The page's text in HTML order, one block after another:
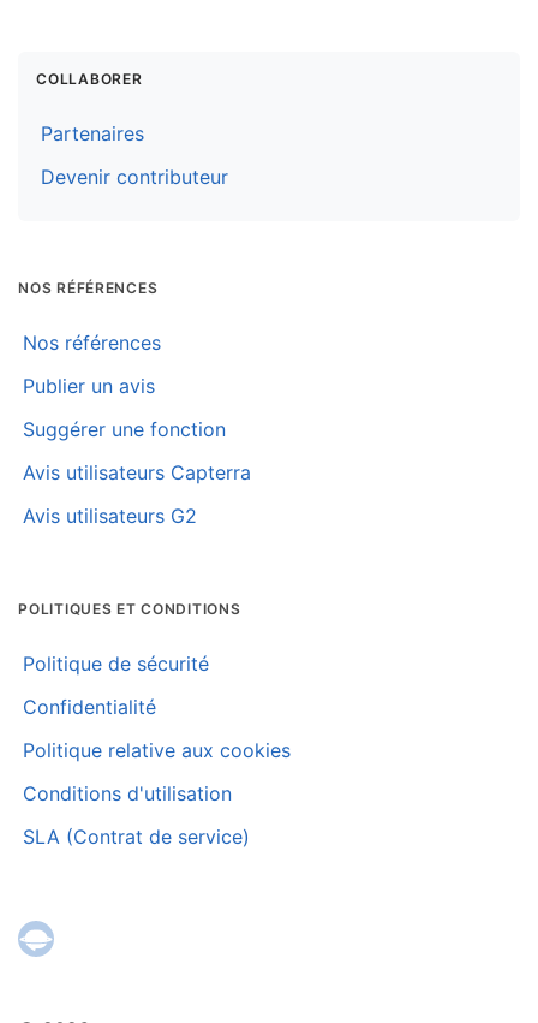
COLLABORER
Partenaires
Devenir contributeur
NOS RÉFÉRENCES
Nos références
Publier un avis
Suggérer une fonction
Avis utilisateurs Capterra
Avis utilisateurs G2
POLITIQUES ET CONDITIONS
Politique de sécurité
Confidentialité
Politique relative aux cookies
Conditions d'utilisation
SLA (Contrat de service)